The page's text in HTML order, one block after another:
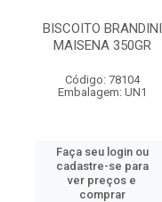
BISCOITO BRANDINI
MAISENA 350GR
Código: 78104
Embalagem: UN1
Faça seu login ou
cadastre-se para
ver preços e
comprar